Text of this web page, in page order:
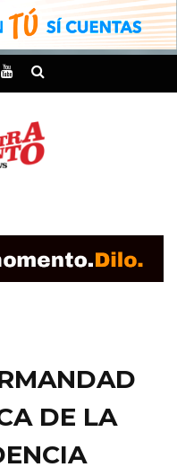
DE LA